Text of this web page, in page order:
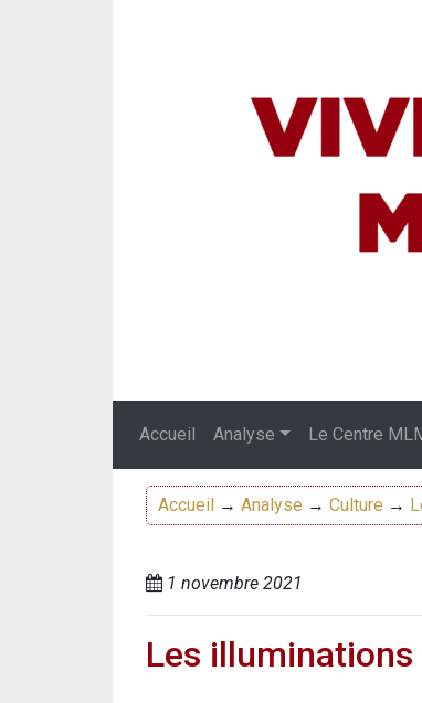
Accueil Analyse Le Centre
Accueil → Analyse → Culture →
1 novembre 2021
Les illuminations